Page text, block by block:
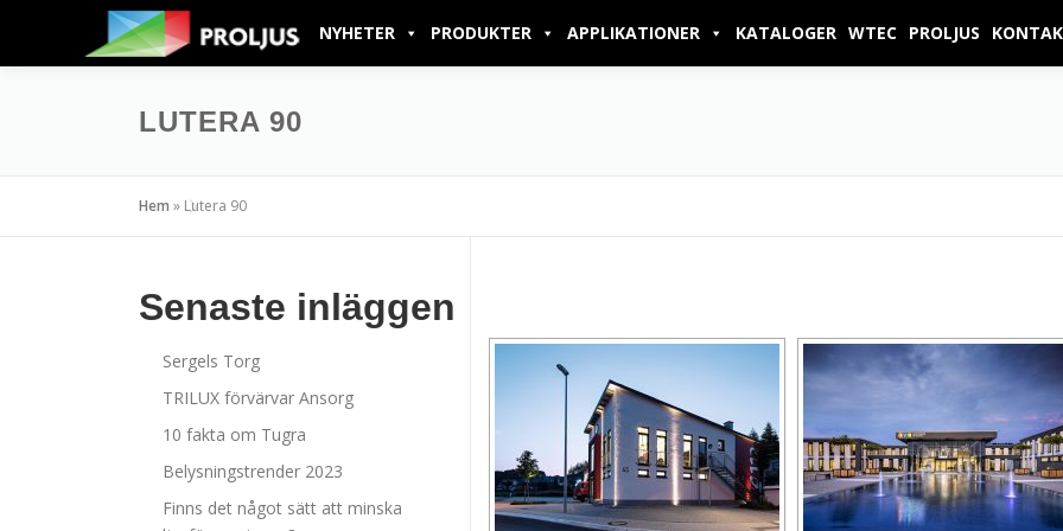
NYHETER PRODUKTER APPLIKATIONER KATALOGER WTEC PROLJUS
LUTERA 90
Hem » Lutera 90
Senaste inläggen
Sergels Torg
TRILUX förvärvar Ansorg
10 fakta om Tugra
Belysningstrender 2023
Finns det något sätt att minska